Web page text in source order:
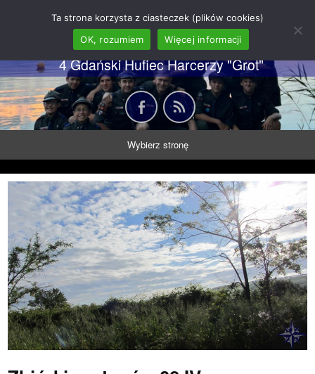
62 GDH "Orkan" im. gen.
Stanisława Sosabowskiego
4 Gdański Hufiec Harcerzy "Grot"
Wybierz stronę
Ta strona korzysta z ciasteczek (plików cookies)
OK, rozumiem
Więcej informacji